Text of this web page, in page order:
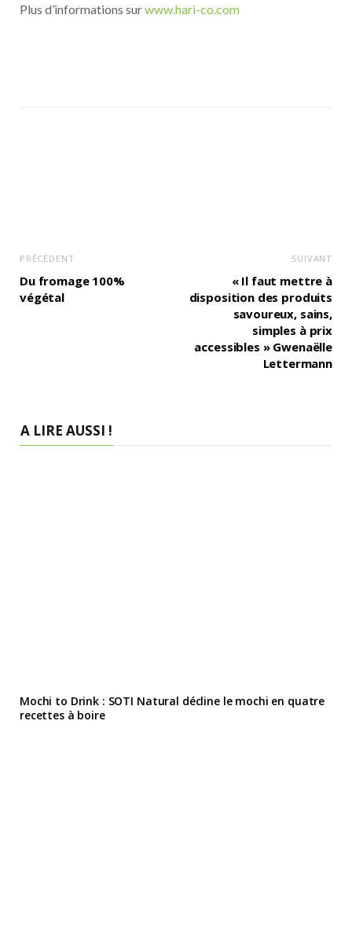
Plus d’informations surwww.hari-co.com
PRÉCÉDENT
Du fromage 100%
végétal
SUIVANT
« Il faut mettre à
disposition des produits
savoureux, sains,
simples à prix
accessibles » Gwenaëlle
Lettermann
A LIRE AUSSI !
Mochi to Drink : SOTI Natural décline le mochi en quatre
recettes à boire